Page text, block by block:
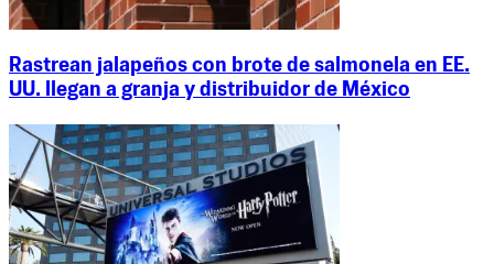
Rastrean jalapeños con brote de salmonela en EE.
UU. llegan a granja y distribuidor de México